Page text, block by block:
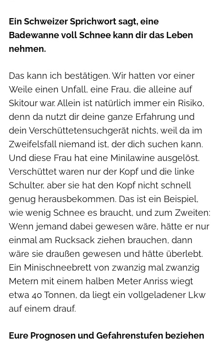
Ein Schweizer Sprichwort sagt, eine
Badewanne voll Schnee kann dir das Leben
nehmen.
Das kann ich bestätigen. Wir hatten vor einer
Weile einen Unfall, eine Frau, die alleine auf
Skitour war. Allein ist natürlich immer ein Risiko,
denn da nutzt dir deine ganze Erfahrung und
dein Verschüttetensuchgerät nichts, weil da im
Zweifelsfall niemand ist, der dich suchen kann.
Und diese Frau hat eine Minilawine ausgelöst.
Verschüttet waren nur der Kopf und die linke
Schulter, aber sie hat den Kopf nicht schnell
genug herausbekommen. Das ist ein Beispiel,
wie wenig Schnee es braucht, und zum Zweiten:
Wenn jemand dabei gewesen wäre, hätte er nur
einmal am Rucksack ziehen brauchen, dann
wäre sie draußen gewesen und hätte überlebt.
Ein Minischneebrett von zwanzig mal zwanzig
Metern mit einem halben Meter Anriss wiegt
etwa 40 Tonnen, da liegt ein vollgeladener Lkw
auf einem drauf.
Eure Prognosen und Gefahrenstufen beziehen